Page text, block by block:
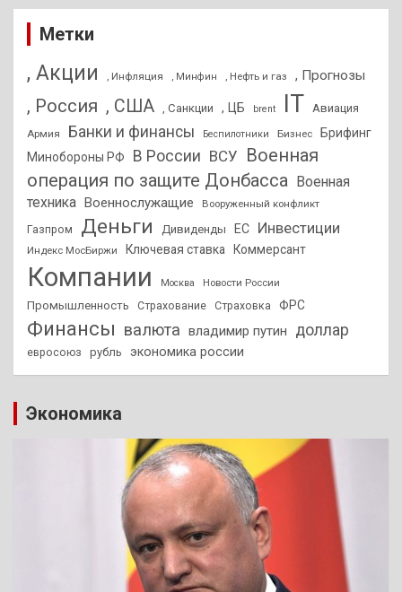
Метки
, Акции , Инфляция , Минфин , Нефть и газ , Прогнозы
, Россия , США , Санкции , ЦБ brent IT Авиация
Армия Банки и финансы Беспилотники Бизнес
Брифинг
Минобороны РФ
В России ВСУ Военная
операция по защите Донбасса Военная
техника Военнослужащие Вооруженный конфликт
Газпром Деньги Дивиденды ЕС Инвестиции
Индекс МосБиржи Ключевая ставка Коммерсант
Компании Москва Новости России
Промышленность Страхование Страховка ФРС
Финансы валюта владимир путин доллар
евросоюз рубль экономика россии
Экономика